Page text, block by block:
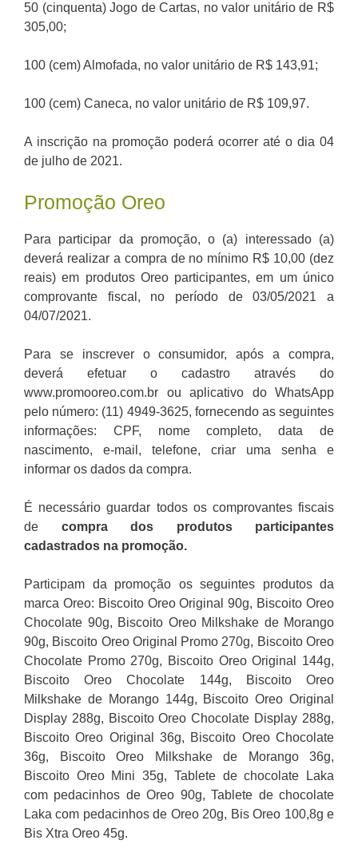
50 (cinquenta) Jogo de Cartas, no valor unitário de R$
305,00;
100 (cem) Almofada, no valor unitário de R$ 143,91;
100 (cem) Caneca, no valor unitário de R$ 109,97.
A inscrição na promoção poderá ocorrer até o dia 04
de julho de 2021.
Promoção Oreo
Para participar da promoção, o (a) interessado (a)
deverá realizar a compra de no mínimo R$ 10,00 (dez
reais) em produtos Oreo participantes, em um único
comprovante fiscal, no período de 03/05/2021 a
04/07/2021.
Para se inscrever o consumidor, após a compra,
deverá efetuar o cadastro através do
www.promooreo.com.br ou aplicativo do WhatsApp
pelo número: (11) 4949-3625, fornecendo as seguintes
informações: CPF, nome completo, data de
nascimento, e-mail, telefone, criar uma senha e
informar os dados da compra.
É necessário guardar todos os comprovantes fiscais
de compra dos produtos participantes
cadastrados na promoção.
Participam da promoção os seguintes produtos da
marca Oreo: Biscoito Oreo Original 90g, Biscoito Oreo
Chocolate 90g, Biscoito Oreo Milkshake de Morango
90g, Biscoito Oreo Original Promo 270g, Biscoito Oreo
Chocolate Promo 270g, Biscoito Oreo Original 144g,
Biscoito Oreo Chocolate 144g, Biscoito Oreo
Milkshake de Morango 144g, Biscoito Oreo Original
Display 288g, Biscoito Oreo Chocolate Display 288g,
Biscoito Oreo Original 36g, Biscoito Oreo Chocolate
36g, Biscoito Oreo Milkshake de Morango 36g,
Biscoito Oreo Mini 35g, Tablete de chocolate Laka
com pedacinhos de Oreo 90g, Tablete de chocolate
Laka com pedacinhos de Oreo 20g, Bis Oreo 100,8g e
Bis Xtra Oreo 45g.